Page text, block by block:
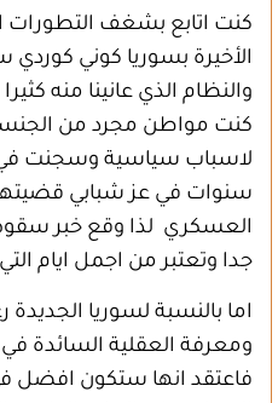
كنت اتابع بشغف التطورات
الأخيرة بسوريا كوني
والنظام الذي عانينا منه
كنت مواطن مجرد من
سنوات في عز شبابي
العسكري لذا وقع خبر
جدا وتعتبر من اجمل ايام
اما بالنسبة لسوريا الجديدة
ومعرفة العقلية السائدة
فاعتقد انها ستكون افضل